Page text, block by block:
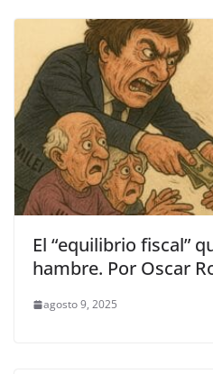
El “equilibrio fiscal”
hambre. Por Oscar
agosto 9, 2025